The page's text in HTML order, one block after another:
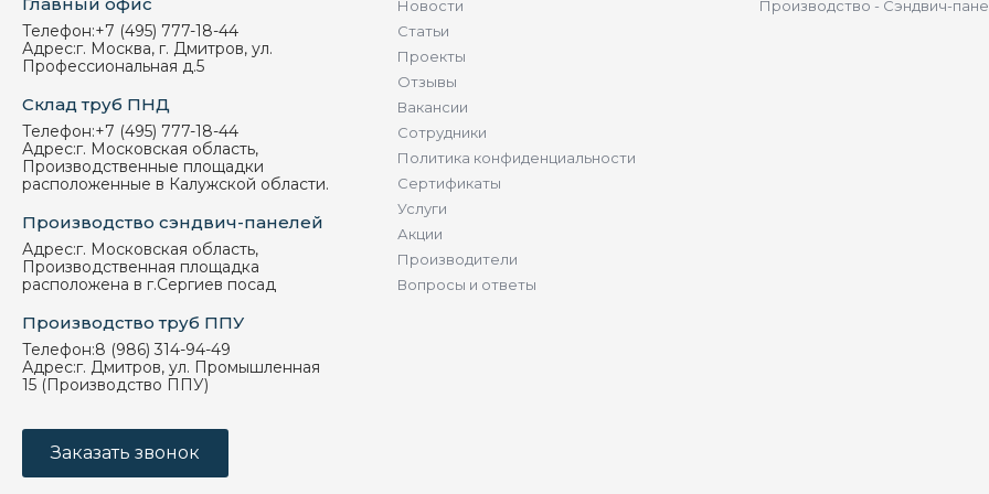
Главный офис
Телефон:+7 (495) 777-18-44
Адрес:г. Москва, г. Дмитров, ул.
Профессиональная д.5
Склад труб ПНД
Телефон:+7 (495) 777-18-44
Адрес:г. Московская область,
Производственные площадки
расположенные в Калужской области.
Производство сэндвич-панелей
Адрес:г. Московская область,
Производственная площадка
расположена в г.Сергиев посад
Производство труб ППУ
Телефон:8 (986) 314-94-49
Адрес:г. Дмитров, ул. Промышленная
15 (Производство ППУ)
Новости
Статьи
Проекты
Отзывы
Вакансии
Сотрудники
Политика конфиденциальности
Сертификаты
Услуги
Акции
Производители
Вопросы и ответы
Производство - Сэндвич-
Заказать звонок